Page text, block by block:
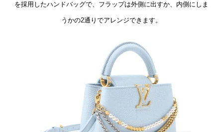
を採用したハンドバッグで、フラップは外側に出すか、内側にしま
うかの2通りでアレンジできます。